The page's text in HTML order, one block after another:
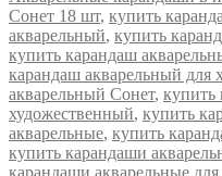
Сонет 18 шт, купить
акварельный, купить
купить карандаш
карандаш акварельный для
акварельный Сонет, купить
художественный, купить
акварельные, купить
купить карандаши
карандаши акварельные